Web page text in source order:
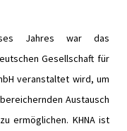
Jahres war das
Gesellschaft für
veranstaltet wird, um
Austausch
ermöglichen. KHNA ist